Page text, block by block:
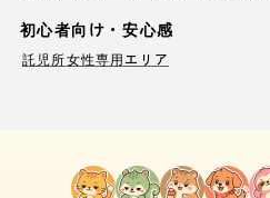
初心者向け・安心感
託児所女性専用エリア